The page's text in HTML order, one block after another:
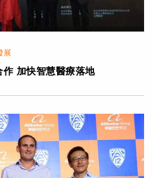
展
作 加快智慧醫療落地